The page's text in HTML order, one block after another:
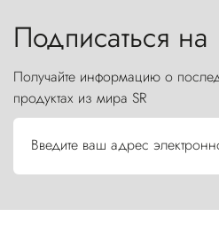
Подписаться
Получайте информацию о
продуктах из мира SR
Введите ваш адрес